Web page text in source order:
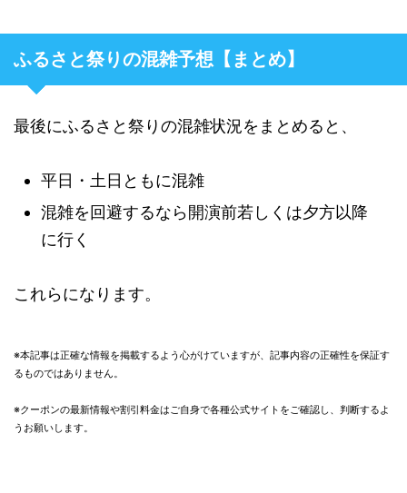
ふるさと祭りの混雑予想【まとめ】
最後にふるさと祭りの混雑状況をまとめると、
平日・土日ともに混雑
混雑を回避するなら開演前若しくは夕方以降
に行く
これらになります。
※本記事は正確な情報を掲載するよう心がけていますが、記事内容の正確性を保証す
るものではありません。
※クーポンの最新情報や割引料金はご自身で各種公式サイトをご確認し、判断するよ
うお願いします。